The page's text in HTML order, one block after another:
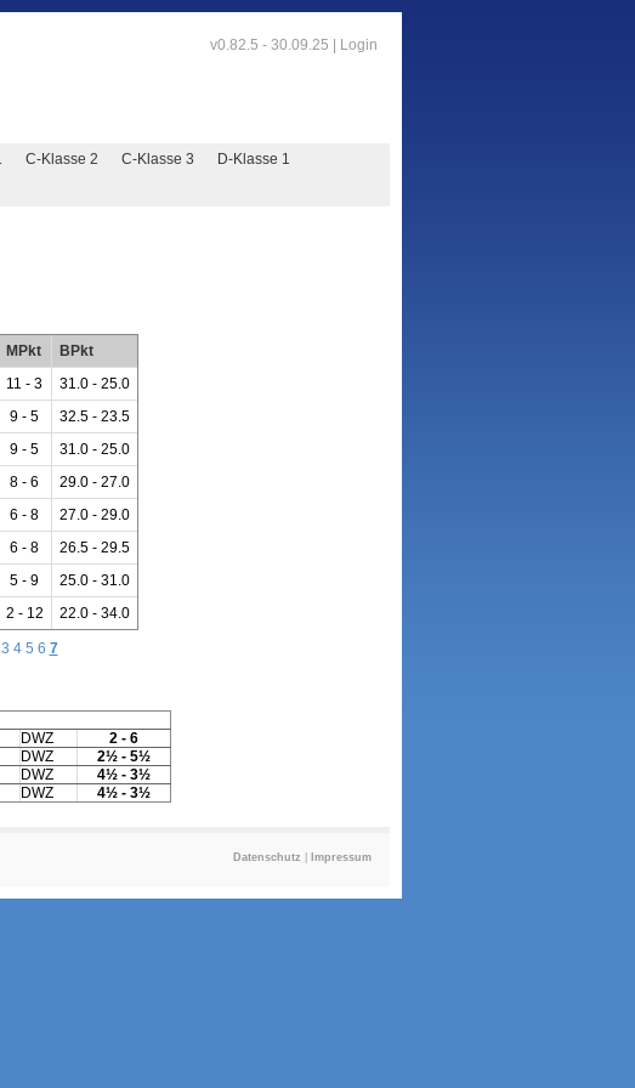
v0.82.5 - 30.09.25 | Login
C-Klasse 2 C-Klasse 3
D-Klasse 1
MPkt
BPkt
11 - 3
31.0 - 25.0
9 - 5
32.5 - 23.5
9 - 5
31.0 - 25.0
8 - 6
29.0 - 27.0
6 - 8
27.0 - 29.0
6 - 8
26.5 - 29.5
5 - 9
25.0 - 31.0
2 - 12 22.0 - 34.0
3 4 5 6 7
DWZ
2 - 6
DWZ
2½ - 5½
DWZ
4½ - 3½
DWZ 4½ - 3½
Datenschutz Impressum